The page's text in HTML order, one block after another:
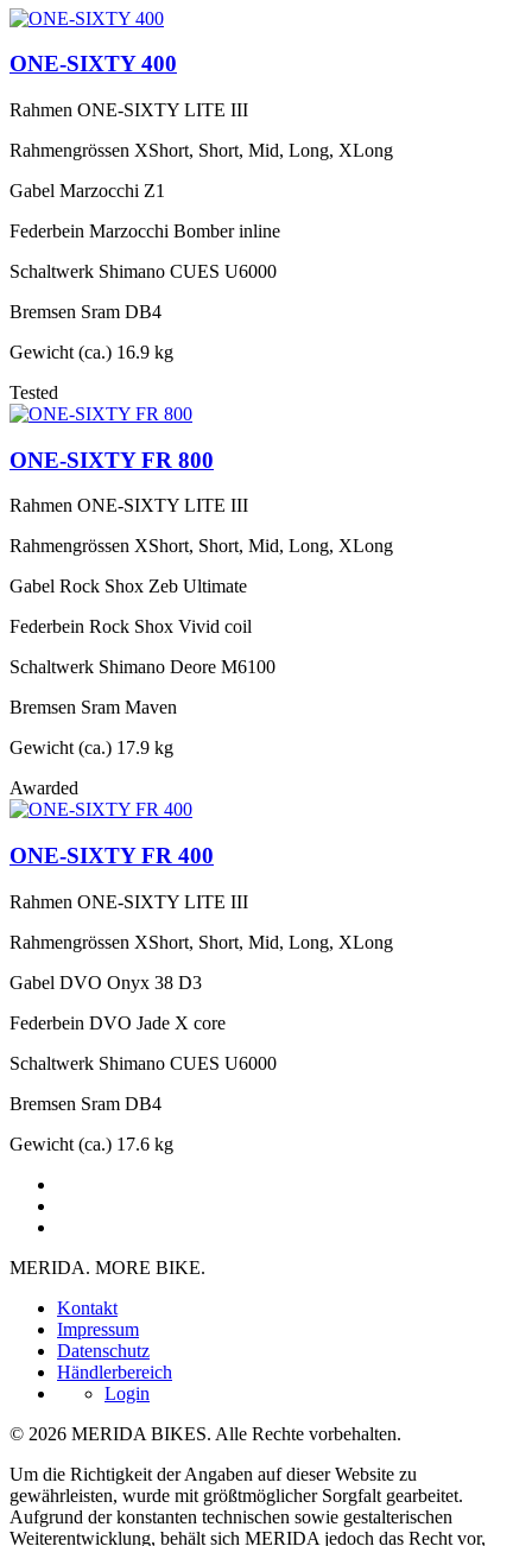
ONE-SIXTY 400
Rahmen ONE-SIXTY LITE III
Rahmengrössen XShort, Short, Mid, Long, XLong
Gabel Marzocchi Z1
Federbein Marzocchi Bomber inline
Schaltwerk Shimano CUES U6000
Bremsen Sram DB4
Gewicht (ca.) 16.9 kg
Tested
ONE-SIXTY FR 800
Rahmen ONE-SIXTY LITE III
Rahmengrössen XShort, Short, Mid, Long, XLong
Gabel Rock Shox Zeb Ultimate
Federbein Rock Shox Vivid coil
Schaltwerk Shimano Deore M6100
Bremsen Sram Maven
Gewicht (ca.) 17.9 kg
Awarded
ONE-SIXTY FR 400
Rahmen ONE-SIXTY LITE III
Rahmengrössen XShort, Short, Mid, Long, XLong
Gabel DVO Onyx 38 D3
Federbein DVO Jade X core
Schaltwerk Shimano CUES U6000
Bremsen Sram DB4
Gewicht (ca.) 17.6 kg
MERIDA. MORE BIKE.
Kontakt
Impressum
Datenschutz
Händlerbereich
Login
© 2026 MERIDA BIKES. Alle Rechte vorbehalten.
Um die Richtigkeit der Angaben auf dieser Website zu
gewährleisten, wurde mit größtmöglicher Sorgfalt gearbeitet.
Aufgrund der konstanten technischen sowie gestalterischen
Weiterentwicklung, behält sich MERIDA jedoch das Recht vor,